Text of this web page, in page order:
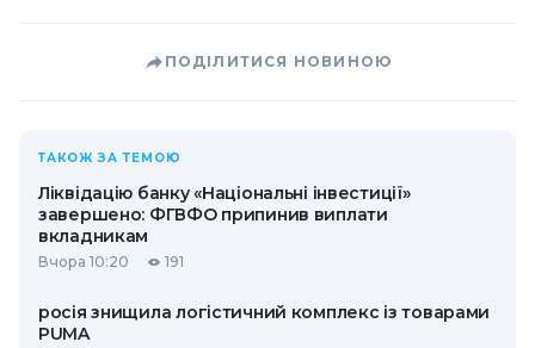
ПОДІЛИТИСЯ НОВИНОЮ
ТАКОЖ ЗА ТЕМОЮ
Ліквідацію банку «Національні інвестиції»
завершено: ФГВФО припинив виплати
вкладникам
Вчора 10:20 191
росія знищила логістичний комплекс із товарами
PUMA